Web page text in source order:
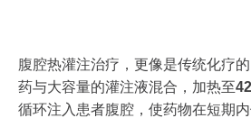
腹腔热灌注治疗，更像是传统化疗的
药与大容量的灌注液混合，加热至
循环注入患者腹腔，使药物在短期内